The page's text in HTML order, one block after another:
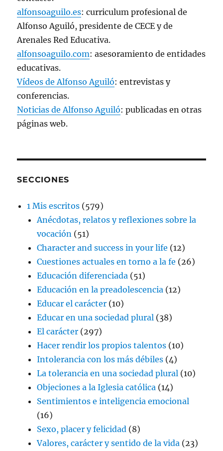
alfonsoaguilo.es: curriculum profesional de
Alfonso Aguiló, presidente de CECE y de
Arenales Red Educativa.
alfonsoaguilo.com: asesoramiento de entidades
educativas.
Vídeos de Alfonso Aguiló: entrevistas y
conferencias.
Noticias de Alfonso Aguiló: publicadas en otras
páginas web.
SECCIONES
1 Mis escritos (579)
Anécdotas, relatos y reflexiones sobre la
vocación (51)
Character and success in your life (12)
Cuestiones actuales en torno a la fe (26)
Educación diferenciada (51)
Educación en la preadolescencia (12)
Educar el carácter (10)
Educar en una sociedad plural (38)
El carácter (297)
Hacer rendir los propios talentos (10)
Intolerancia con los más débiles (4)
La tolerancia en una sociedad plural (10)
Objeciones a la Iglesia católica (14)
Sentimientos e inteligencia emocional
(16)
Sexo, placer y felicidad (8)
Valores, carácter y sentido de la vida (23)